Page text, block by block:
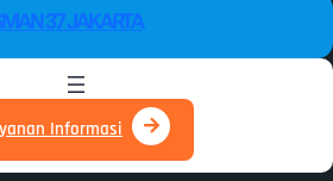
37 JAKARTA
Informasi